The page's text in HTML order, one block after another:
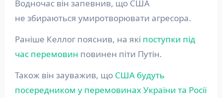
Водночас він запевнив, що США
не збираються умиротворювати агресора.
Раніше Келлог пояснив, на які поступки під
час перемовин повинен піти Путін.
Також він зауважив, що США будуть
посередником у перемовинах України та Росії